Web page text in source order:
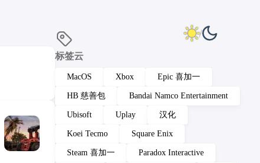
标签云
MacOS Xbox Epic 喜加一
HB 慈善包 Bandai Namco Entertainment
Ubisoft Uplay 汉化
Koei Tecmo Square Enix
Steam 喜加一 Paradox Interactive